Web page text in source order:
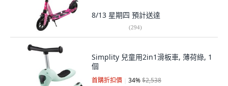
8/13 星期四 預計送達
(294)
Simplity 兒童用2in1滑板車, 薄荷綠, 1
個
首購折扣價 34%$2,538